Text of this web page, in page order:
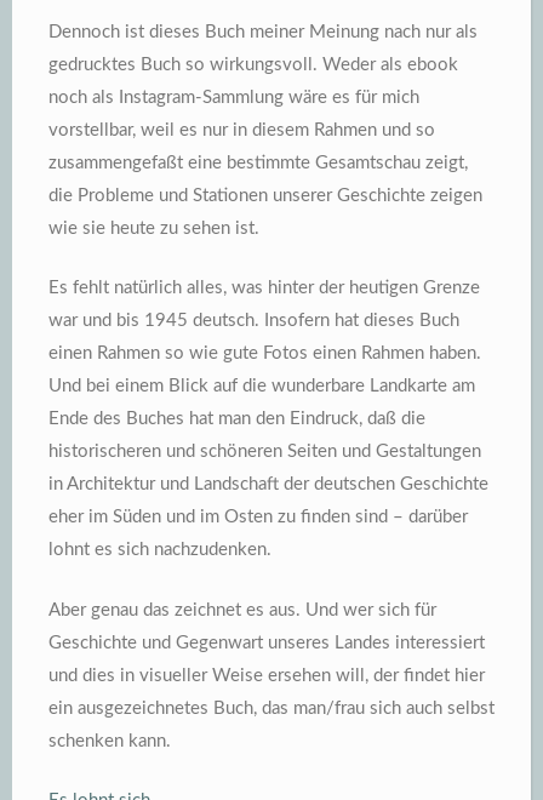
Dennoch ist dieses Buch meiner Meinung nach nur als
gedrucktes Buch so wirkungsvoll. Weder als ebook
noch als Instagram-Sammlung wäre es für mich
vorstellbar, weil es nur in diesem Rahmen und so
zusammengefaßt eine bestimmte Gesamtschau zeigt,
die Probleme und Stationen unserer Geschichte zeigen
wie sie heute zu sehen ist.
Es fehlt natürlich alles, was hinter der heutigen Grenze
war und bis 1945 deutsch. Insofern hat dieses Buch
einen Rahmen so wie gute Fotos einen Rahmen haben.
Und bei einem Blick auf die wunderbare Landkarte am
Ende des Buches hat man den Eindruck, daß die
historischeren und schöneren Seiten und Gestaltungen
in Architektur und Landschaft der deutschen Geschichte
eher im Süden und im Osten zu finden sind – darüber
lohnt es sich nachzudenken.
Aber genau das zeichnet es aus. Und wer sich für
Geschichte und Gegenwart unseres Landes interessiert
und dies in visueller Weise ersehen will, der findet hier
ein ausgezeichnetes Buch, das man/frau sich auch selbst
schenken kann.